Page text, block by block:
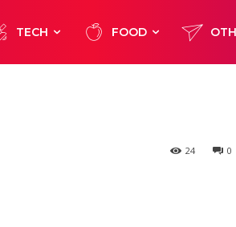
TECH FOOD
Saat
0
24